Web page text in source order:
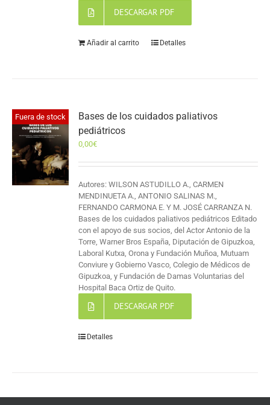
DESCARGAR PDF
Añadir al carrito Detalles
Fuera de stock
Bases de los cuidados paliativos
pediátricos
0,00€
Autores: WILSON ASTUDILLO A., CARMEN
MENDINUETA A., ANTONIO SALINAS M.,
FERNANDO CARMONA E. Y M. JOSÉ CARRANZA N.
Bases de los cuidados paliativos pediátricos Editado
con el apoyo de sus socios, del Actor Antonio de la
Torre, Warner Bros España, Diputación de Gipuzkoa,
Laboral Kutxa, Orona y Fundación Muñoa, Mutuam
Conviure y Gobierno Vasco, Colegio de Médicos de
Gipuzkoa, y Fundación de Damas Voluntarias del
Hospital Baca Ortiz de Quito.
DESCARGAR PDF
Detalles